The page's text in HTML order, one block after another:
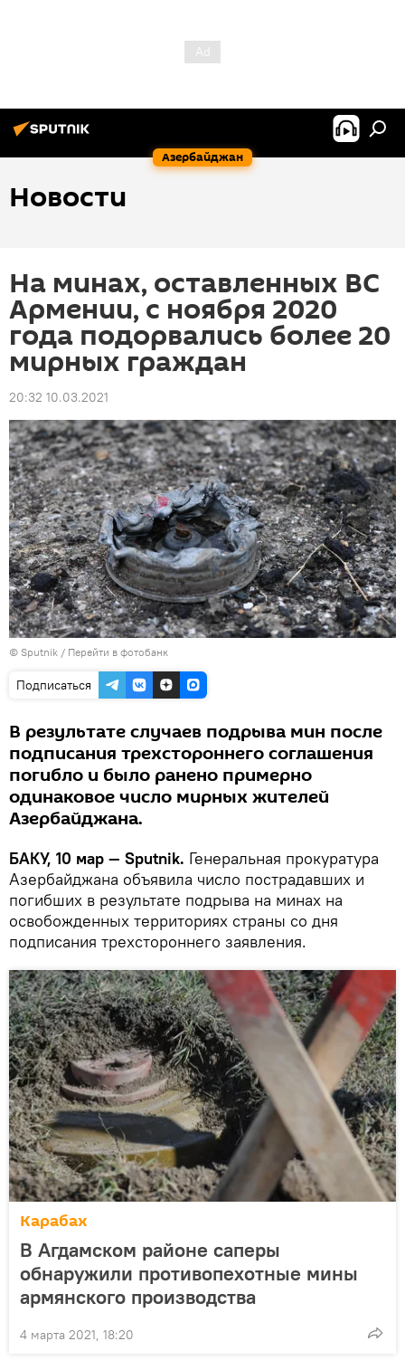
Азербайджан
Новости
На минах, оставленных ВС
Армении, с ноября 2020
года подорвались более 20
мирных граждан
20:32 10.03.2021
© Sputnik / Перейти в фотобанк
Подписаться
В результате случаев подрыва мин после
подписания трехстороннего соглашения
погибло и было ранено примерно
одинаковое число мирных жителей
Азербайджана.
БАКУ, 10 мар — Sputnik. Генеральная прокуратура
Азербайджана объявила число пострадавших и
погибших в результате подрыва на минах на
освобожденных территориях страны со дня
подписания трехстороннего заявления.
Карабах
В Агдамском районе саперы
обнаружили противопехотные мины
армянского производства
4 марта 2021, 18:20